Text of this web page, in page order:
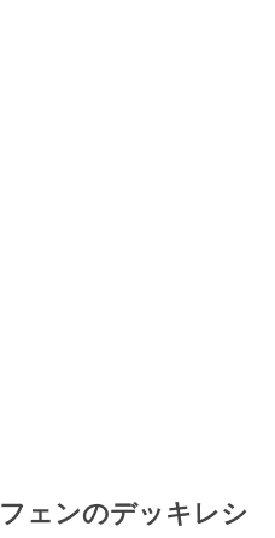
ェンのデッキレシ